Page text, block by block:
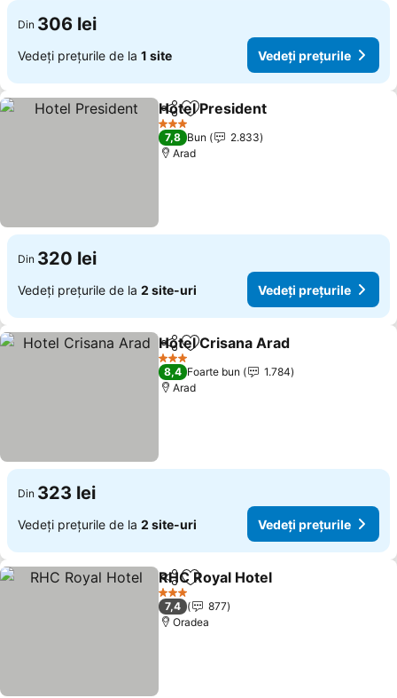
Din 306 lei
Vedeți prețurile de la 1 site Vedeți prețurile
DistribuițiAdăugaţi la favorite
Hotel President
3 Stele
7,8 Bun
2.833
Arad
Din 320 lei
Vedeți prețurile de la 2 site-uri Vedeți prețurile
DistribuițiAdăugaţi la favorite
Hotel Crisana Arad
3 Stele
8,4 Foarte bun
1.784
Arad
Din 323 lei
Vedeți prețurile de la 2 site-uri Vedeți prețurile
DistribuițiAdăugaţi la favorite
RHC Royal Hotel
3 Stele
7,4
877
Oradea